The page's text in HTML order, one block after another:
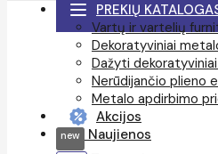
PREKIŲ
Vartų ir vartelių
Dekoratyviniai
Dažyti
Nerūdijančio plieno
Metalo apdirbimo
Akcijos
Naujienos